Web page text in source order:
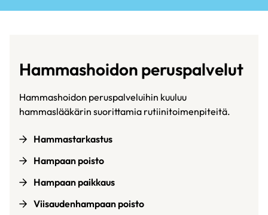
Hammashoidon peruspalvelut
Hammashoidon peruspalveluihin kuuluu
hammaslääkärin suorittamia rutiinitoimenpiteitä.
Hammastarkastus
Hampaan poisto
Hampaan paikkaus
Viisaudenhampaan poisto